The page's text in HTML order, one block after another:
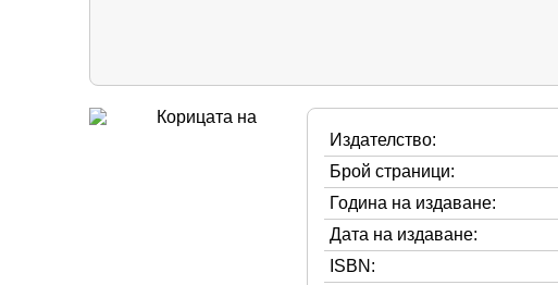
Издателство:
Брой страници:
Година на издаване:
Дата на издаване:
ISBN: